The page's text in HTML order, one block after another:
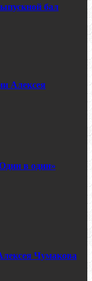
бал
Алексея
в один»
Чумакова